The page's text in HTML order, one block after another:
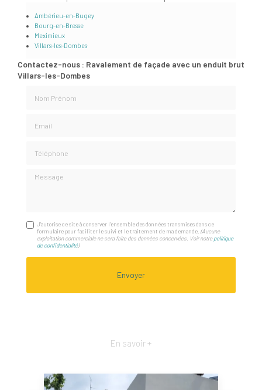
Ambérieu-en-Bugey
Bourg-en-Bresse
Meximieux
Villars-les-Dombes
Contactez-nous : Ravalement de façade avec un enduit brut
Villars-les-Dombes
Message
J'autorise ce site à conserver l'ensemble des données transmises dans ce
formulaire pour faciliter le suivi et le traitement de ma demande.(Aucune
exploitation commerciale ne sera faite des données concervées. Voir notrepolitique
de confidentialité)
En savoir +